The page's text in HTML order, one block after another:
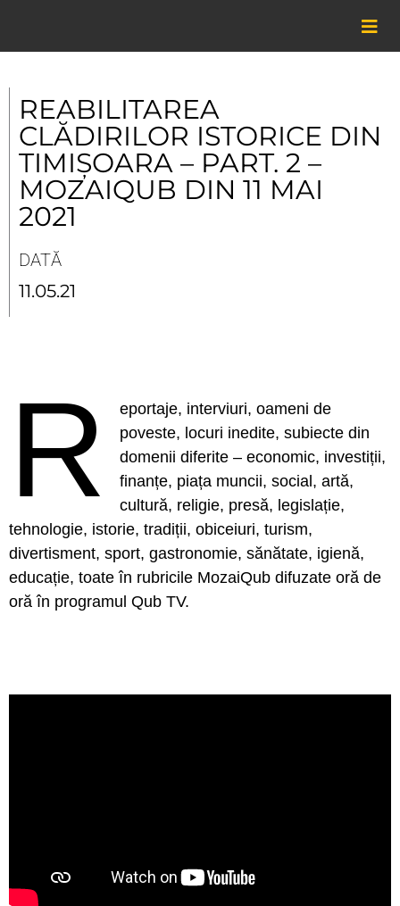
content
REABILITAREA
CLĂDIRILOR ISTORICE DIN
TIMIȘOARA – PART. 2 –
MOZAIQUB DIN 11 MAI
2021
DATĂ
11.05.21
R
eportaje, interviuri, oameni de
poveste, locuri inedite, subiecte din
domenii diferite – economic, investiții,
finanțe, piața muncii, social, artă,
cultură, religie, presă, legislație,
tehnologie, istorie, tradiții, obiceiuri, turism,
divertisment, sport, gastronomie, sănătate, igienă,
educație, toate în rubricile MozaiQub difuzate oră de
oră în programul Qub TV.